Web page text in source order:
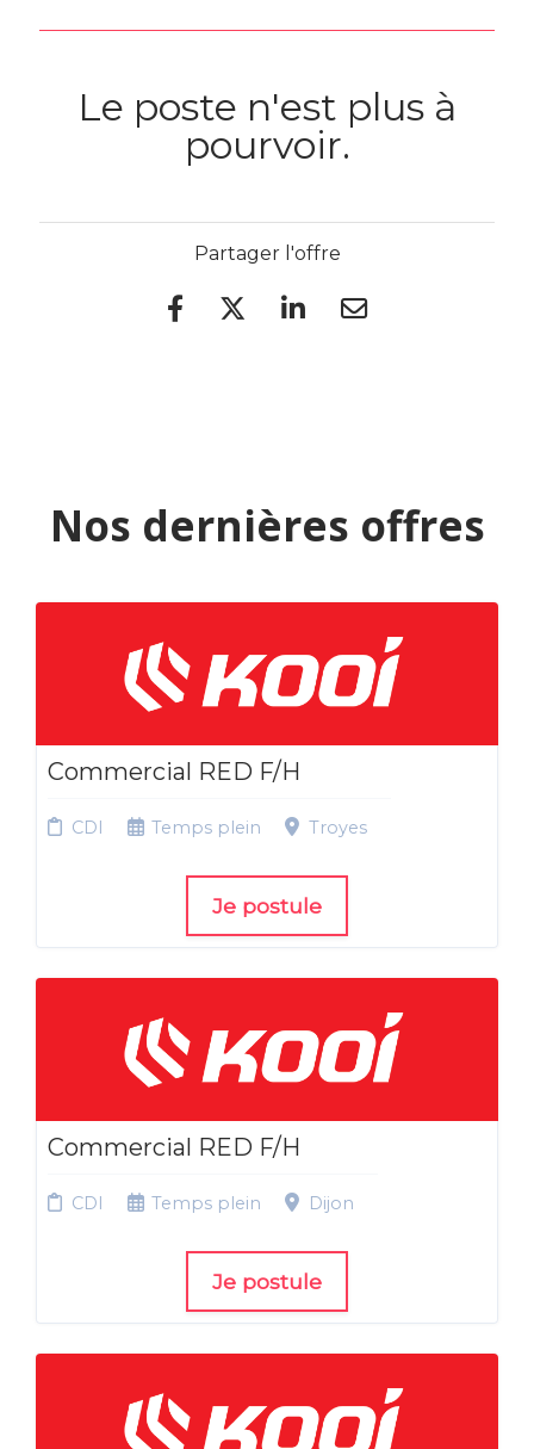
Le poste n'est plus à
pourvoir.
Partager l'offre
Nos dernières offres
Commercial RED F/H
CDI Temps plein Troyes
Je postule
Commercial RED F/H
CDI Temps plein Dijon
Je postule